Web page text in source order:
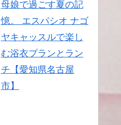
母娘で過ごす夏の記
憶。 エスパシオ ナゴ
ヤキャッスルで楽し
む浴衣プランとラン
チ【愛知県名古屋
市】